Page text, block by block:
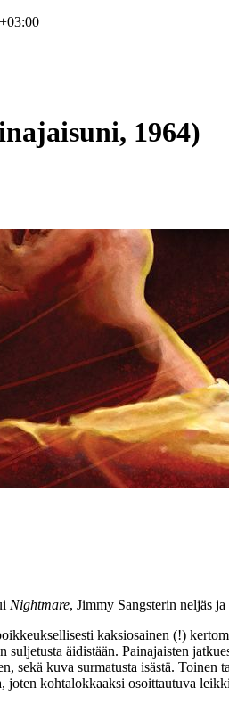
1964)
Nightmare, Jimmy Sangsterin neljäs
kaksiosainen (!)
suljetusta äidistään. Painajaisten
sekä kuva surmatusta isästä.
joten kohtalokkaaksi osoittautuva